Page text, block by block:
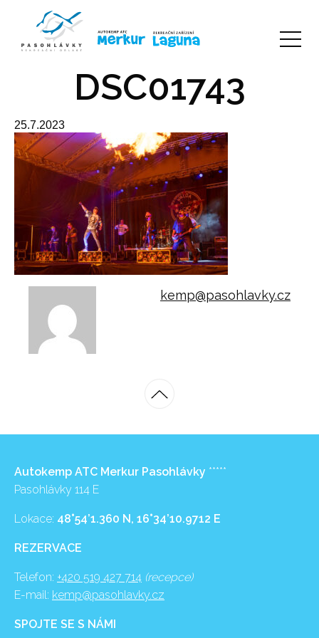
DSC01743
25.7.2023
kemp@pasohlavky.cz
Autokemp ATC Merkur Pasohlávky *****
Pasohlávky 114 E
Lokace: 48°54’1.360 N, 16°34’10.9712 E
REZERVACE
Telefon: +420 519 427 714 (recepce)
E-mail: kemp@pasohlavky.cz
SPOJTE SE S NÁMI